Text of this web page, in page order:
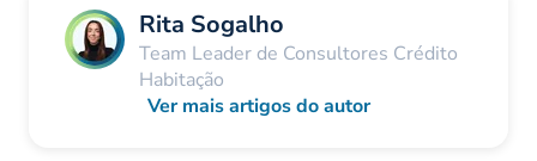
Rita Sogalho
Team Leader de Consultores Crédito
Habitação
Ver mais artigos do autor